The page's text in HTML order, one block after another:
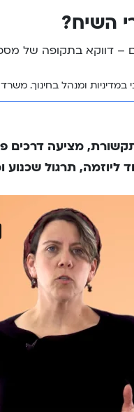
השיח?
– דווקא בתקופה של
ומנהל בחינוך. משרד
מציעה דרכים
ליוזמה, תרגול שכנוע